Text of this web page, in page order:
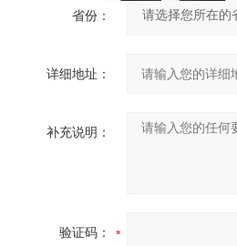
省份：
详细地址：
补充说明：
验证码：